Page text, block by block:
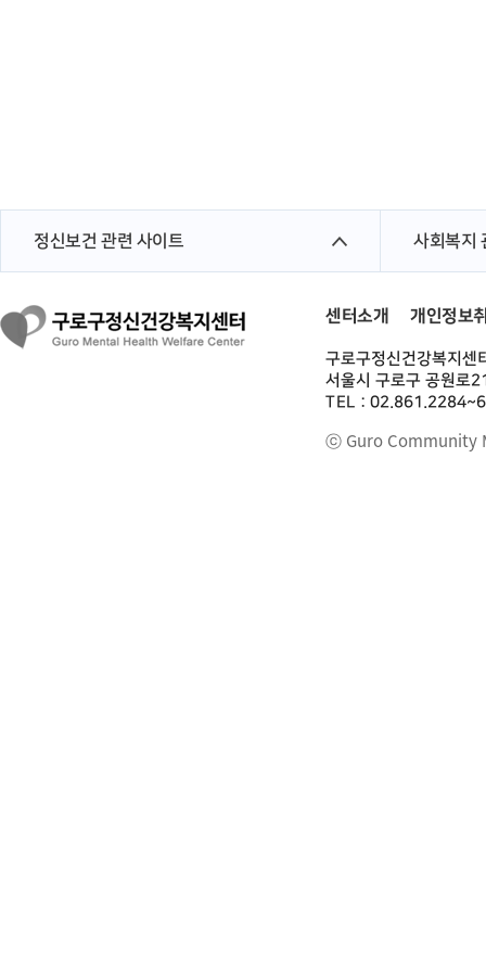
정신보건 관련 사이트 사회복지
센터소개 개인정보
구로구정신건강복지센
서울시 구로구 공원로
TEL :
ⓒ Guro Community